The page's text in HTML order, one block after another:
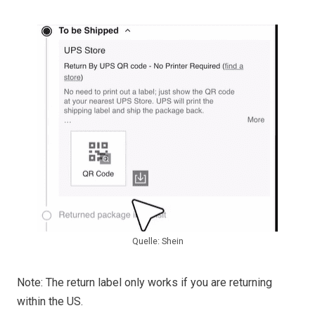
Quelle: Shein
Note: The return label only works if you are returning
within the US.